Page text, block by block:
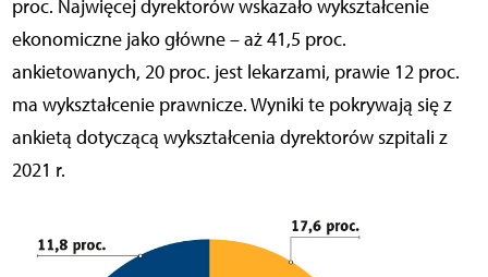
proc. Najwięcej dyrektorów wskazało wykształcenie
ekonomiczne jako główne – aż 41,5 proc.
ankietowanych, 20 proc. jest lekarzami, prawie 12 proc.
ma wykształcenie prawnicze. Wyniki te pokrywają się z
ankietą dotyczącą wykształcenia dyrektorów szpitali z
2021 r.